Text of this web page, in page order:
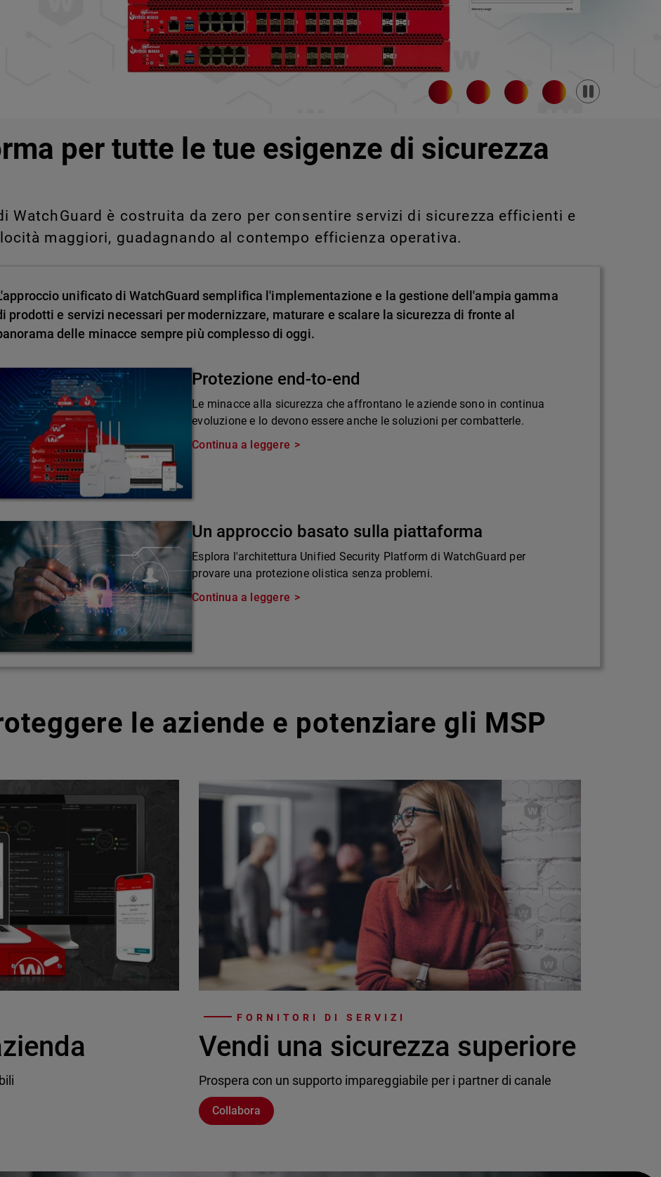
legati a Shadow AI e Shadow
manualmente su larga scala.
Pause
per tutte le tue esigenze di sicurezza
WatchGuard è costruita da zero per consentire servizi di sicurezza efficienti e
maggiori, guadagnando al contempo efficienza operativa.
unificato di WatchGuard semplifica l'implementazione e la gestione dell'ampia gamma
prodotti e servizi necessari per modernizzare, maturare e scalare la sicurezza di fronte al
delle minacce sempre più complesso di oggi.
Protezione end-to-end
Le minacce alla sicurezza che affrontano le aziende sono in continua
evoluzione e lo devono essere anche le soluzioni per combatterle.
Continua a leggere
Un approccio basato sulla piattaforma
Esplora l'architettura Unified Security Platform di WatchGuard per
provare una protezione olistica senza problemi.
Continua a leggere
le aziende e potenziare gli MSP
FORNITORI DI SERVIZI
Vendi una sicurezza superiore
Prospera con un supporto impareggiabile per i partner di canale
Collabora